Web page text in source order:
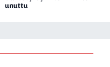
unuttu